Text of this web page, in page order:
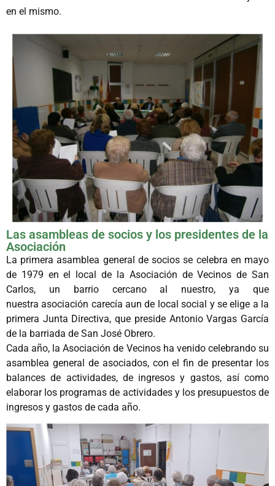
en el mismo.
Las asambleas de socios y los presidentes de la
Asociación
La primera asamblea general de socios se celebra en mayo
de 1979 en el local de la Asociación de Vecinos de San
Carlos, un barrio cercano al nuestro, ya que
nuestra asociación carecía aun de local social y se elige a la
primera Junta Directiva, que preside Antonio Vargas García
de la barriada de San José Obrero.
Cada año, la Asociación de Vecinos ha venido celebrando su
asamblea general de asociados, con el fin de presentar los
balances de actividades, de ingresos y gastos, así como
elaborar los programas de actividades y los presupuestos de
ingresos y gastos de cada año.